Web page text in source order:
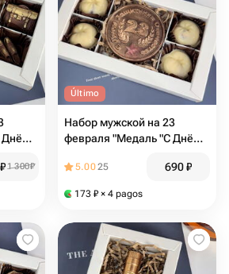
Днём
₽1 300₽
Último
Набор мужской на 23
февраля "Медаль "С Днём
Отечества+пельмени с
5.0025 690₽
173 ₽ × 4 pagos